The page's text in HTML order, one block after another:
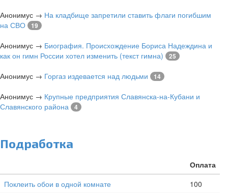
Анонимус → На кладбище запретили ставить флаги погибшим
на СВО
19
Анонимус → Биография. Происхождение Бориса Надеждина и
как он гимн России хотел изменить (текст гимна)
25
Анонимус → Горгаз издевается над людьми 14
Анонимус → Крупные предприятия Славянска-на-Кубани и
Славянского района
4
Подработка
Оплата
Поклеить обои в одной комнате
100